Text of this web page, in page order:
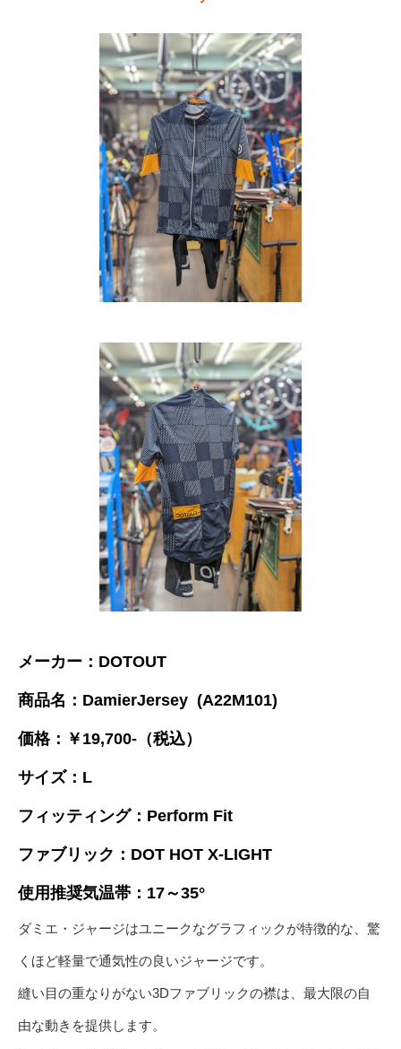
メーカー：DOTOUT
商品名：DamierJersey (A22M101)
価格：￥19,700-（税込）
サイズ：L
フィッティング：Perform Fit
ファブリック：DOT HOT X-LIGHT
使用推奨気温帯：17～35°
ダミエ・ジャージはユニークなグラフィックが特徴的な、驚
くほど軽量で通気性の良いジャージです。
縫い目の重なりがない3Dファブリックの襟は、最大限の自
由な動きを提供します。